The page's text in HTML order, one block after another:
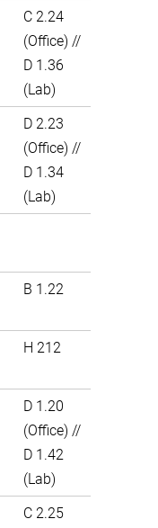
C 2.24
(Office) //
D 1.36
(Lab)
D 2.23
(Office) //
D 1.34
(Lab)
B 1.22
H 212
D 1.20
(Office) //
D 1.42
(Lab)
C 2.25